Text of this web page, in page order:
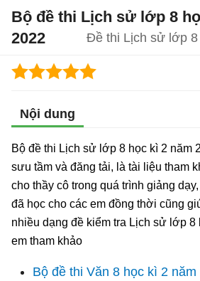
Bộ đề thi Lịch sử lớp 8
2022
Đề thi Lịch sử lớp
Nội dung
Bộ đề thi Lịch sử lớp 8 học kì 2 năm
sưu tầm và đăng tải, là tài liệu tham
cho thầy cô trong quá trình giảng
đã học cho các em đồng thời cũng
nhiều dạng đề kiểm tra Lịch sử lớp 8
em tham khảo
Bộ đề thi Văn 8 học kì 2